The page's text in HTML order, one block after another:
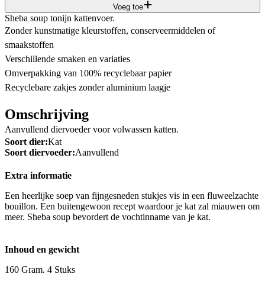
Voeg toe
Sheba soup tonijn kattenvoer.
Zonder kunstmatige kleurstoffen, conserveermiddelen of
smaakstoffen
Verschillende smaken en variaties
Omverpakking van 100% recyclebaar papier
Recyclebare zakjes zonder aluminium laagje
Omschrijving
Aanvullend diervoeder voor volwassen katten.
Soort dier:Kat
Soort diervoeder:Aanvullend
Extra informatie
Een heerlijke soep van fijngesneden stukjes vis in een fluweelzachte
bouillon. Een buitengewoon recept waardoor je kat zal miauwen om
meer. Sheba soup bevordert de vochtinname van je kat.
Inhoud en gewicht
160 Gram. 4 Stuks